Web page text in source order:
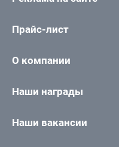
Прайс-лист
О компании
Наши награды
Наши вакансии